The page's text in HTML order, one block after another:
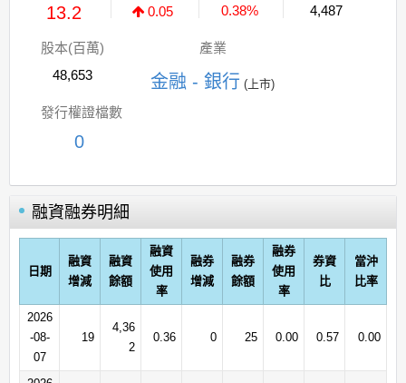
13.2
0.05
0.38%
4,487
股本(百萬)
48,653
產業
金融 - 銀行 (上市)
發行權證檔數
0
融資融券明細
日期
融資
增減
融資
餘額
融資
使用
率
融券
增減
融券
餘額
融券
使用
率
券資
比
當沖
比率
2026
-08-
07
19
4,36
2
0.36 0 25 0.00 0.57 0.00